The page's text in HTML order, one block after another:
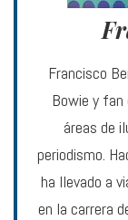
Francisco
Bowie y fan
áreas de
periodismo.
ha llevado a
en la carrera